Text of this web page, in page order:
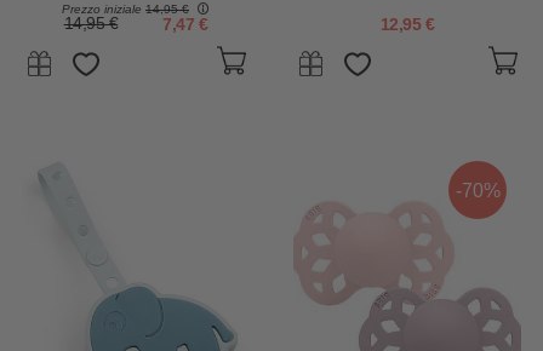
Prezzo iniziale 14,95 €
14,95 € 7,47 € 12,95 €
-70%